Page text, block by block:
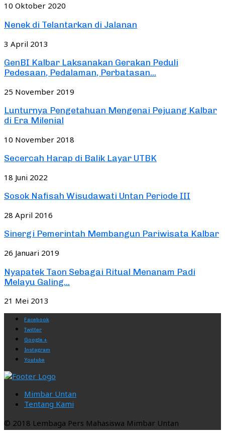
10 Oktober 2020
Nenek di Telantarkan di Jalanan
3 April 2013
GenBI Kalbar Laksanakan Gerakan Peduli
Pedesaan, Pedalaman, Perbatasan...
25 November 2019
Lunturnya Pengetahuan Mengenai Pejuang Kalbar
di Era Milenial
10 November 2018
Secercah Harap di Balik Layar UTBK
18 Juni 2022
Sosok Nafisah Wisudawati Untan Periode III
28 April 2016
Sinergi Pemerintah Membangun Pariwisata Kalbar
26 Januari 2019
Nyapatek Taon Sebagai Ritual Menanam Padi
Melayu Galing...
21 Mei 2013
Facebook
Twitter
Google +
Instagram
Youtube
Mimbar Untan
Tentang Kami
© 2018 Lembaga Pers Mahasiswa Mimbar Untan